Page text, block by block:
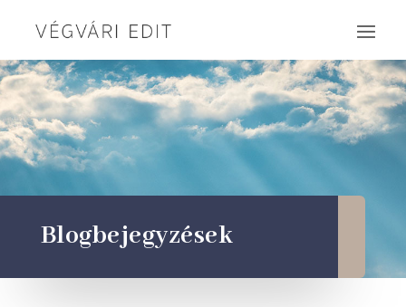
Blogbejegyzések